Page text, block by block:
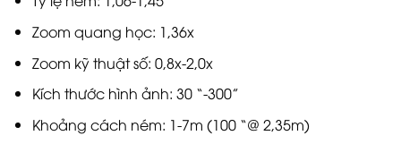
Zoom quang học: 1,36x
Zoom kỹ thuật số: 0,8x-2,0x
Kích thước hình ảnh: 30 “-300”
Khoảng cách ném: 1-7m (100 “@ 2,35m)